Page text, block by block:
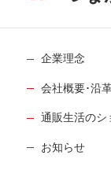
企業理念
会社概要･沿
通販生活のシ
お知らせ